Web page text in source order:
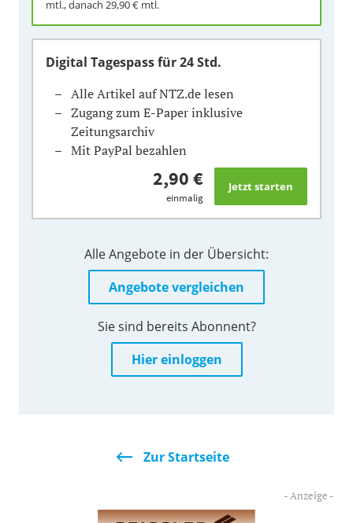
mtl., danach 29,90 € mtl.
Digital Tagespassfür 24 Std.
Alle Artikel auf NTZ.de lesen
Zugang zum E-Paper inklusive
Zeitungsarchiv
Mit PayPal bezahlen
2,90 €
einmalig
Alle Angebote in der Übersicht:
Angebote vergleichen
Sie sind bereits Abonnent?
Hier einloggen
Zur Startseite